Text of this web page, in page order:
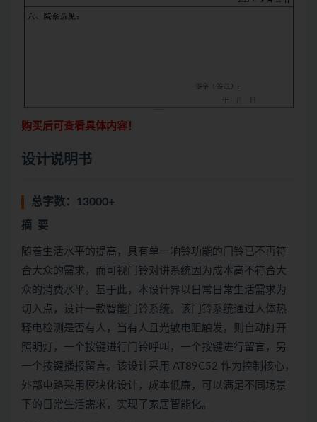
购买后可查看具体内容！
设计说明书
总字数：13000+
摘 要
随着生活水平的提高，具有单一响铃功能的门铃已不再符
合大众的需求，而可视门铃对讲系统因为成本高不符合大
众的消费水平。基于此，本设计界以日常日常生活需求为
切入点，设计一款智能门铃系统。该门铃系统通过人体热
释电检测是否有人，当有人且光敏电阻触发，则自动打开
照明灯，一个按键进行门铃呼叫，一个按键进行留言，另
一个按键播报留言。该设计采用 AT89C52 作为控制核心，
外部电路采用模块化设计，成本低廉，可以满足不同场景
下的日常生活需求，实现了家居智能化。